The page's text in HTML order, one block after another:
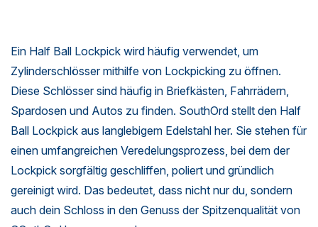
Ein Half Ball Lockpick wird häufig verwendet, um
Zylinderschlösser mithilfe von Lockpicking zu öffnen.
Diese Schlösser sind häufig in Briefkästen, Fahrrädern,
Spardosen und Autos zu finden. SouthOrd stellt den Half
Ball Lockpick aus langlebigem Edelstahl her. Sie stehen für
einen umfangreichen Veredelungsprozess, bei dem der
Lockpick sorgfältig geschliffen, poliert und gründlich
gereinigt wird. Das bedeutet, dass nicht nur du, sondern
auch dein Schloss in den Genuss der Spitzenqualität von